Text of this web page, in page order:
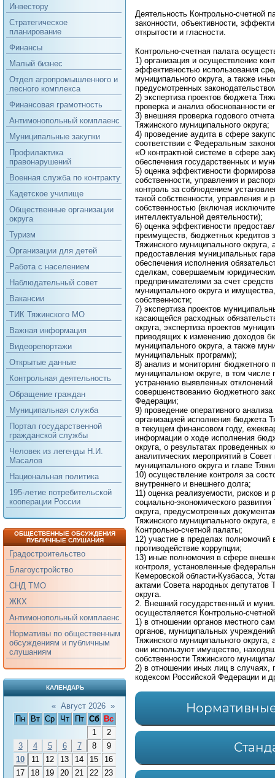
Инвестору
Стратегическое
планирование
Финансы
Малый бизнес
Отдел агропромышленного и
лесного комплекса
Финансовая грамотность
Антимонопольный комплаенс
Муниципальные закупки
Профилактика
правонарушений
Военная служба по контракту
Кадетское училище
Общественные организации
округа
Туризм
Организации для детей
Работа с населением
Наблюдательный совет
Вакансии
ТИК Тяжинского МО
Важная информация
Видеорепортажи
Открытые данные
Контрольная деятельность
Обращение граждан
Муниципальная служба
Портал государственной
гражданской службы
Человек из легенды Н.И.
Масалов
Национальная политика
195-летие потребительской
кооперации России
ОБЩЕСТВЕННЫЕ ОБСУЖДЕНИЯ
ПУБЛИЧНЫЕ СЛУШАНИЯ
Градостроительство
Благоустройство
СНД ТМО
ЖКХ
Антимонопольный комплаенс
Нормативы по общественным
обсуждениям и публичным
слушаниям
КАЛЕНДАРЬ
« Август 2026 »
Пн
Вт Ср Чт Пт Сб
Вс
1
2
3
4 5 6 7 8
9
10
11 12 13 14 15
16
17
18 19 20 21 22
23
Деятельность Контрольно-счетной
законности, объективности,
открытости и гласности.
Контрольно-счетная палата
1) организация и осуществление
эффективностью использования
муниципального округа, а также
предусмотренных
2) экспертиза проектов бюджета
проверка и анализ обоснованности
3) внешняя проверка годового
Тяжинского муниципального округа;
4) проведение аудита в сфере
соответствии с Федеральным
«О контрактной системе в сфере
обеспечения государственных и
5) оценка эффективности
собственности, управления и
контроль за соблюдением
такой собственности, управления и
собственностью (включая
интеллектуальной деятельности);
6) оценка эффективности
преимуществ, бюджетных кредитов
Тяжинского муниципального округа,
предоставления муниципальных
обеспечения исполнения
сделкам, совершаемым
предпринимателями за счет
муниципального округа и
собственности;
7) экспертиза проектов
касающейся расходных
округа, экспертиза проектов
приводящих к изменению доходов
муниципального округа, а также
муниципальных программ);
8) анализ и мониторинг бюджетного
муниципальном округе, в том числе
устранению выявленных
совершенствованию бюджетного
Федерации;
9) проведение оперативного
организацией исполнения бюджета
в текущем финансовом году,
информации о ходе исполнения
округа, о результатах проведенных
аналитических мероприятий в
муниципального округа и главе
10) осуществление контроля за
внутреннего и внешнего долга;
11) оценка реализуемости, рисков и
социально-экономического
округа, предусмотренных
Тяжинского муниципального округа,
Контрольно-счетной палаты;
12) участие в пределах
противодействие коррупции;
13) иные полномочия в сфере
контроля, установленные
Кемеровской области-Кузбасса,
актами Совета народных депутатов
округа.
2. Внешний государственный и
осуществляется Контрольно-
1) в отношении органов местного
органов, муниципальных
Тяжинского муниципального
они используют имущество,
собственности Тяжинского
2) в отношении иных лиц в
кодексом Российской Федерации и